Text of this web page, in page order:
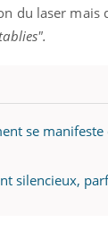
du laser mais
se
silencieux,